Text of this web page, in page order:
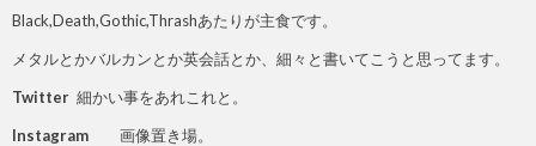
Black,Death,Gothic,Thrashあたりが主食です。
メタルとかバルカンとか英会話とか、細々と書いてこうと思ってます。
Twitter 細かい事をあれこれと。
Instagram 画像置き場。